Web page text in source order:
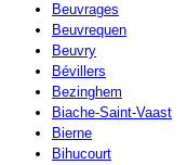
Beuvrages
Beuvrequen
Beuvry
Bévillers
Bezinghem
Biache-Saint-Vaast
Bierne
Bihucourt